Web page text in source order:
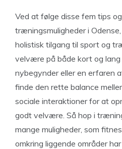
Ved at følge disse fem tips
træningsmuligheder i
holistisk tilgang til sport og
velvære på både kort og
nybegynder eller en erfaren
finde den rette balance
sociale interaktioner for at
godt velvære. Så hop i
mange muligheder, som
omkring liggende områder